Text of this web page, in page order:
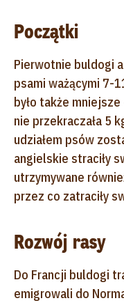
Początki
Pierwotnie buldogi
psami ważącymi 7-
było także
nie przekraczała 5
udziałem psów
angielskie straciły
utrzymywane
przez co zatraciły
Rozwój rasy
Do Francji buldogi
emigrowali do